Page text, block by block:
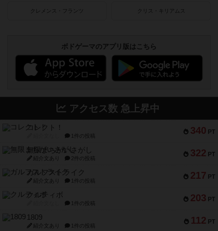
クレメンス・フランツ クリス・キリアムス
ボドゲーマのアプリ版はこちら
アクセス数 急上昇中
340 PT
コレクト！
1件の投稿
322 PT
無限まちがいさがし
紹介文あり 2件の投稿
217 PT
ガルフストライク
紹介文あり 1件の投稿
203 PT
クルティボ
1件の投稿
112 PT
1809
紹介文あり 1件の投稿